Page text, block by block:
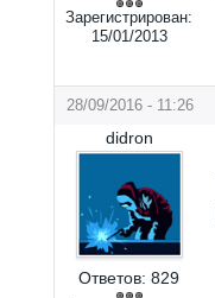
Зарегистрирован:
15/01/2013
28/09/2016 - 11:26
didron
Ответов: 829